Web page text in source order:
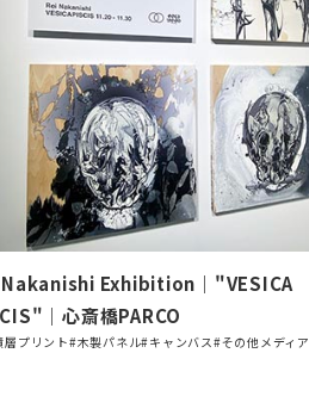
Exhibition｜"VESICA
｜心斎橋PARCO
層プリント#木製パネル#キャンバス#その他メディア